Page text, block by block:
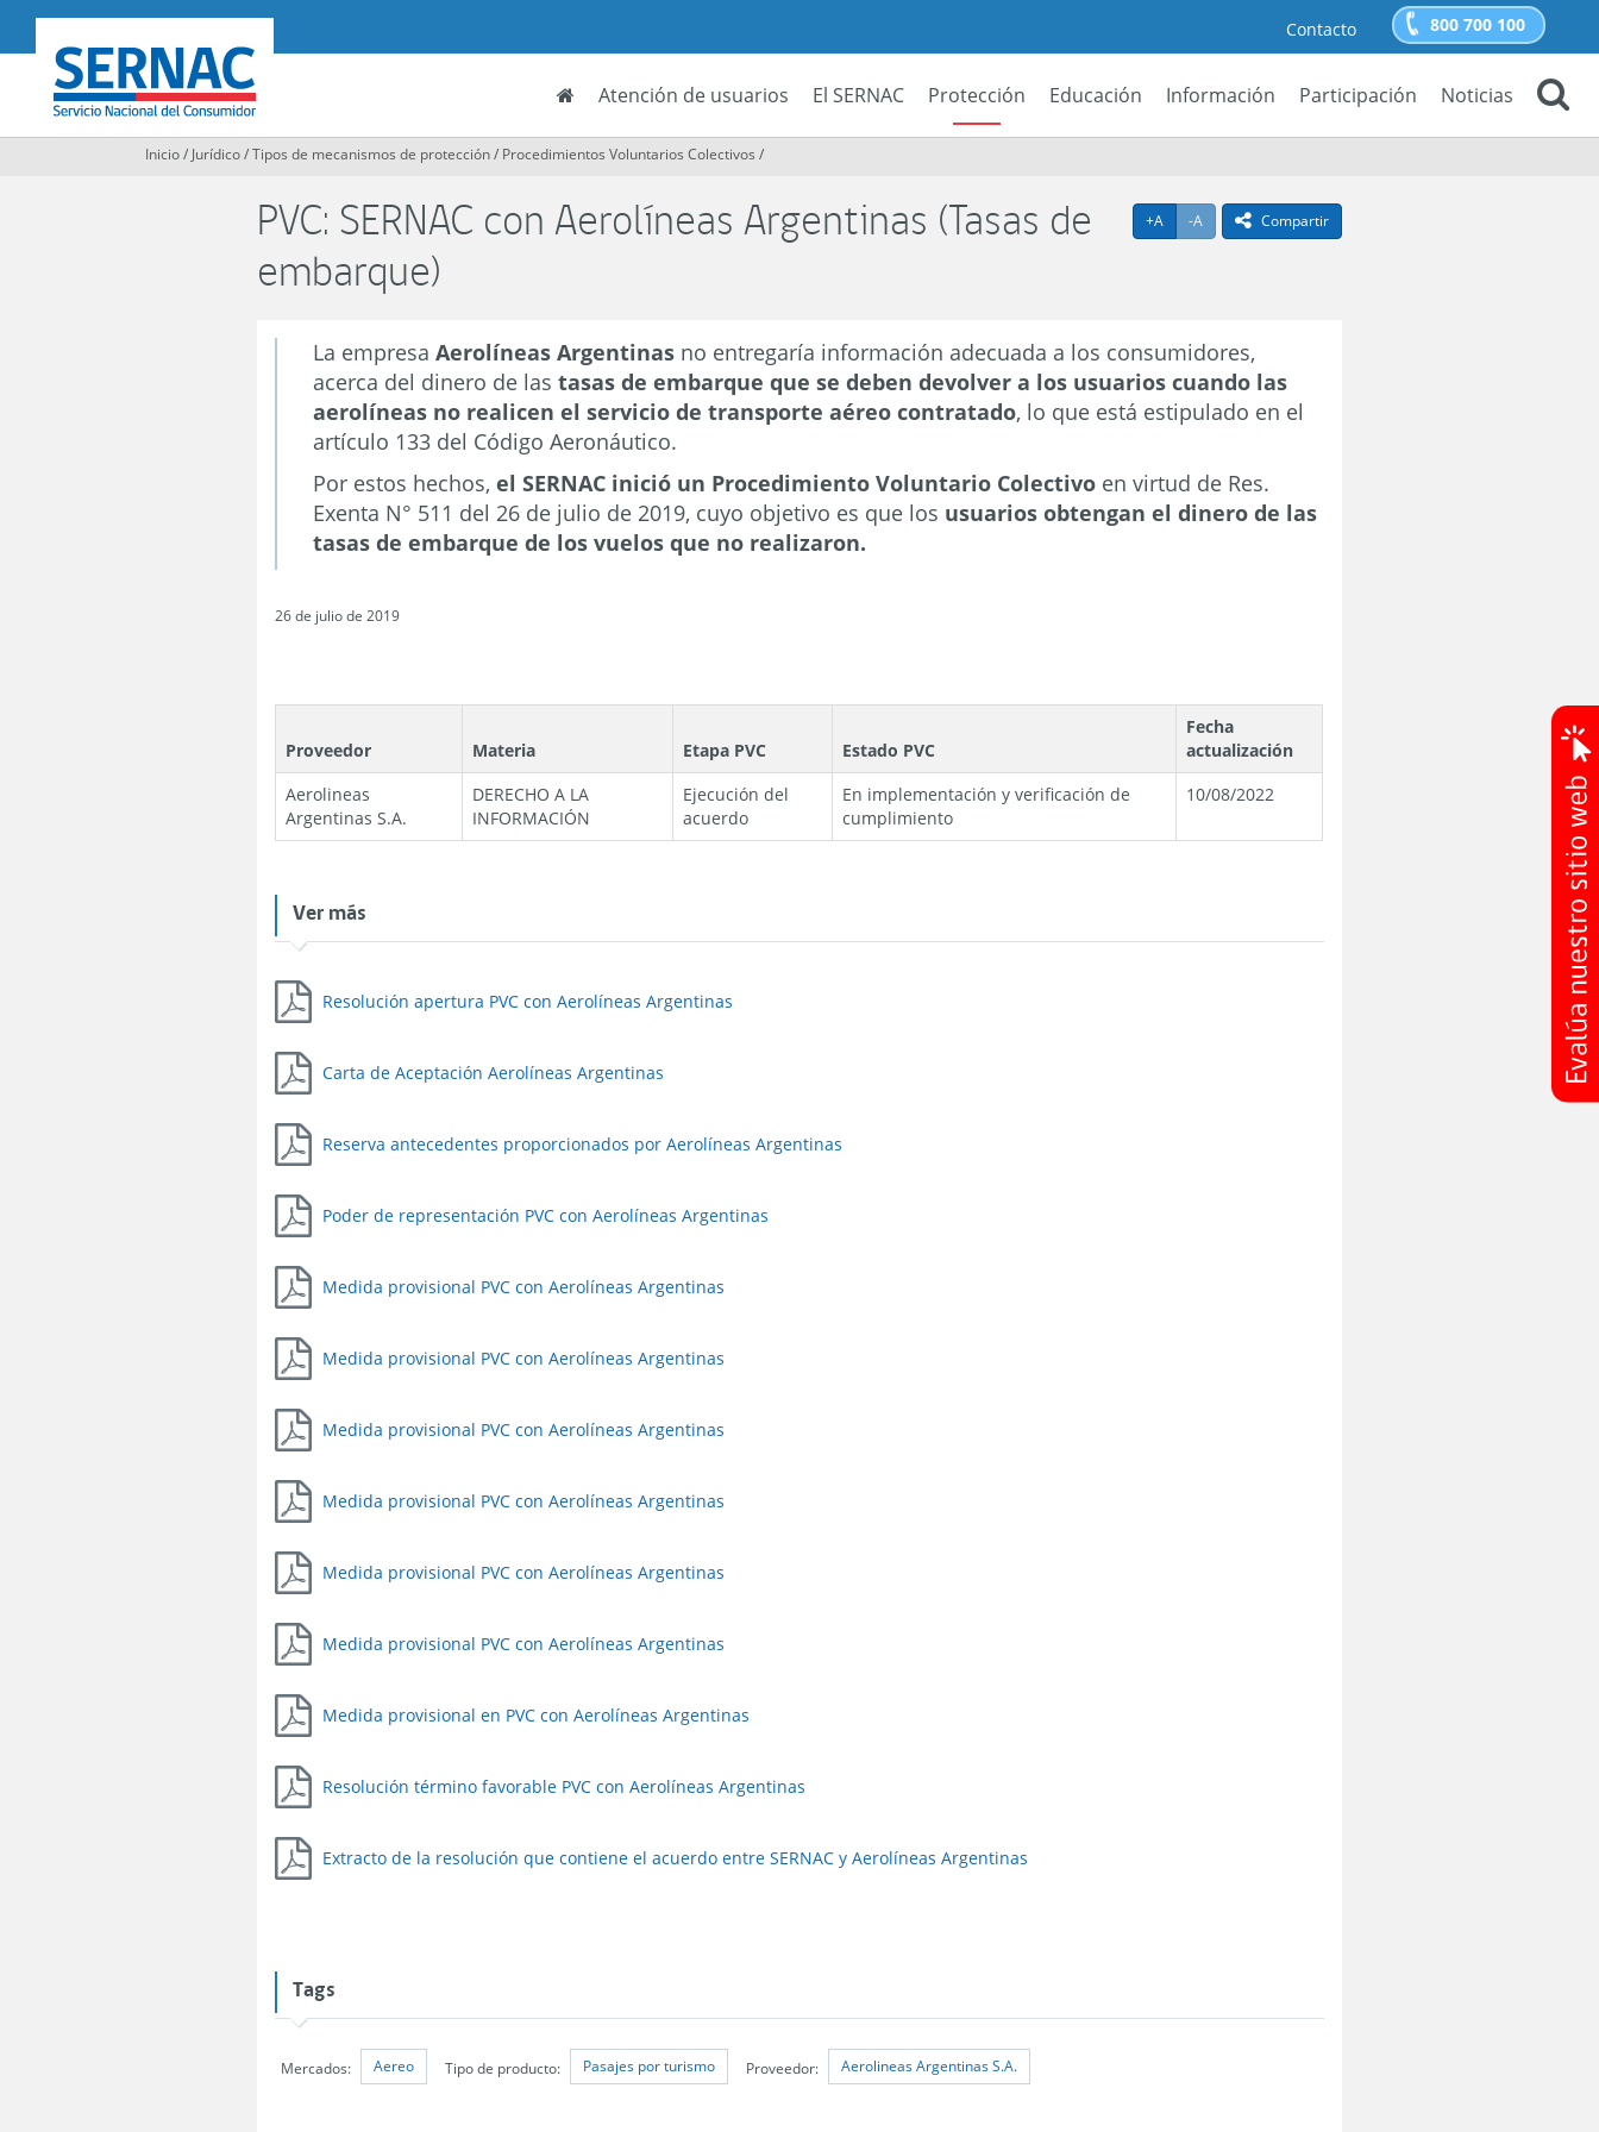
SERNAC
Contacto 800 700 100
Atención de usuarios El SERNAC Protección Educación Información Participación
Noticias
Inicio/ Jurídico/Tipos de mecanismos de protección/ Procedimientos Voluntarios Colectivos /
+A Agrandar texto
-A Achicar textoicono compartir
Compartir
PVC: SERNAC con Aerolíneas Argentinas (Tasas de
embarque)
La empresaAerolíneas Argentinas no entregaría información adecuada a los consumidores,
acerca del dinero de lastasas de embarque que se deben devolver a los usuarios cuando las
aerolíneas no realicen el servicio de transporte aéreo contratado, lo que está estipulado en el
artículo 133 del Código Aeronáutico.
Por estos hechos,el SERNAC inició un Procedimiento Voluntario Colectivo en virtud de Res.
Exenta N° 511 del 26 de julio de 2019, cuyo objetivo es que los usuarios obtengan el dinero de las
tasas de embarque de los vuelos que no realizaron.
26 de julio de 2019
Proveedor Materia Etapa PVC Estado PVC
Fecha
actualización
Aerolineas
Argentinas S.A.
DERECHO A LA
INFORMACIÓN
Ejecución del
acuerdo
En implementación y verificación de
cumplimiento
10/08/2022
Ver más
Resolución apertura PVC con Aerolíneas Argentinas
Carta de Aceptación Aerolíneas Argentinas
Reserva antecedentes proporcionados por Aerolíneas Argentinas
Poder de representación PVC con Aerolíneas Argentinas
Medida provisional PVC con Aerolíneas Argentinas
Medida provisional PVC con Aerolíneas Argentinas
Medida provisional PVC con Aerolíneas Argentinas
Medida provisional PVC con Aerolíneas Argentinas
Medida provisional PVC con Aerolíneas Argentinas
Medida provisional PVC con Aerolíneas Argentinas
Medida provisional en PVC con Aerolíneas Argentinas
Resolución término favorable PVC con Aerolíneas Argentinas
Extracto de la resolución que contiene el acuerdo entre SERNAC y Aerolíneas Argentinas
Tags
Mercados: Aereo Tipo de producto: Pasajes por turismo Proveedor: Aerolineas Argentinas S.A.